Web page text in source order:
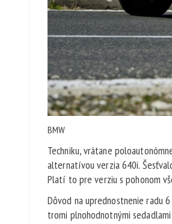
BMW
Techniku, vrátane
alternatívou verzia 640i.
Platí to pre verziu s pohonom
Dôvod na uprednostnenie radu
tromi plnohodnotnými